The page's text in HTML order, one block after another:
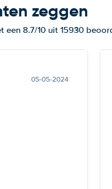
zeggen
een 8.7/10 uit 15930
05-05-2024